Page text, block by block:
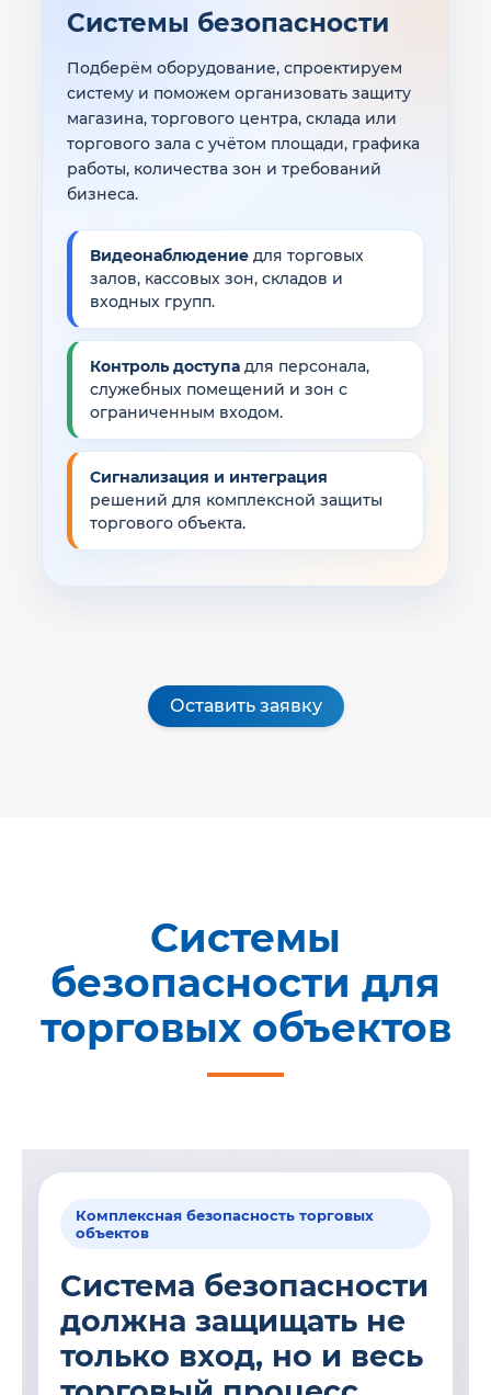
Системы безопасности
Подберём оборудование, спроектируем
систему и поможем организовать защиту
магазина, торгового центра, склада или
торгового зала с учётом площади, графика
работы, количества зон и требований
бизнеса.
Видеонаблюдение для торговых
залов, кассовых зон, складов и
входных групп.
Контроль доступа для персонала,
служебных помещений и зон с
ограниченным входом.
Сигнализация и интеграция
решений для комплексной защиты
торгового объекта.
Оставить заявку
Системы
безопасности для
торговых объектов
Комплексная безопасность торговых
объектов
Система безопасности
должна защищать не
только вход, но и весь